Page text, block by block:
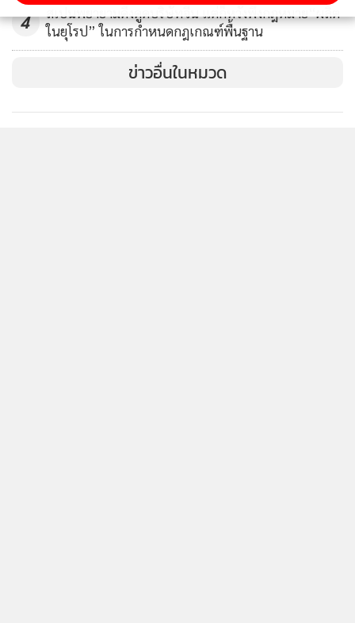
4
สเปนพยายามดึงดูดบริษัทจีน แต่ก็หวังพึ่งกฎหมาย“ผลิต
ในยุโรป” ในการกำหนดกฎเกณฑ์พื้นฐาน
ข่าวอื่นในหมวด